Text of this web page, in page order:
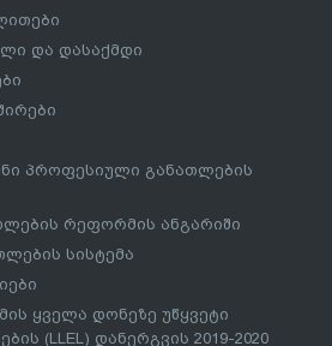
და დასაქმდი
პროფესიული განათლების
რეფორმის ანგარიში
სისტემა
ყველა დონეზე უწყვეტი
(LLEL) დანერგვის 2019-2020